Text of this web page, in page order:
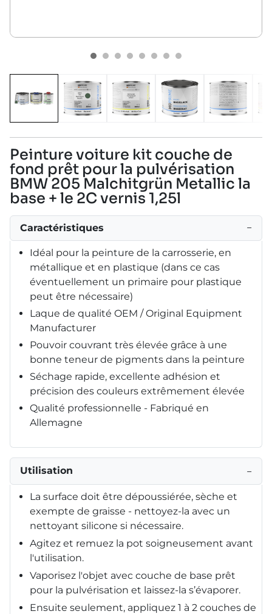
Peinture voiture kit couche de
fond prêt pour la pulvérisation
BMW 205 Malchitgrün Metallic la
base + le 2C vernis 1,25l
Caractéristiques −
Idéal pour la peinture de la carrosserie, en
métallique et en plastique (dans ce cas
éventuellement un primaire pour plastique
peut être nécessaire)
Laque de qualité OEM / Original Equipment
Manufacturer
Pouvoir couvrant très élevée grâce à une
bonne teneur de pigments dans la peinture
Séchage rapide, excellente adhésion et
précision des couleurs extrêmement élevée
Qualité professionnelle - Fabriqué en
Allemagne
Utilisation −
La surface doit être dépoussiérée, sèche et
exempte de graisse - nettoyez-la avec un
nettoyant silicone si nécessaire.
Agitez et remuez la pot soigneusement avant
l'utilisation.
Vaporisez l'objet avec couche de base prêt
pour la pulvérisation et laissez-la s’évaporer.
Ensuite seulement, appliquez 1 à 2 couches de